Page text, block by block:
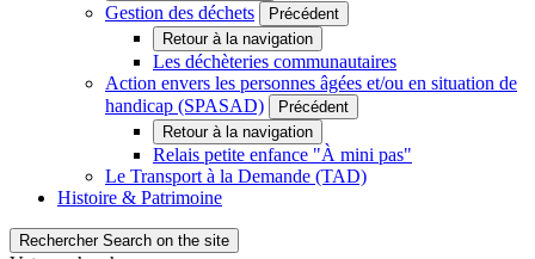
Gestion des déchets
Précédent
Retour à la navigation
Les déchèteries communautaires
Action envers les personnes âgées et/ou en situation de
handicap (SPASAD)
Précédent
Retour à la navigation
Relais petite enfance "À mini pas"
Le Transport à la Demande (TAD)
Histoire & Patrimoine
Rechercher Search on the site